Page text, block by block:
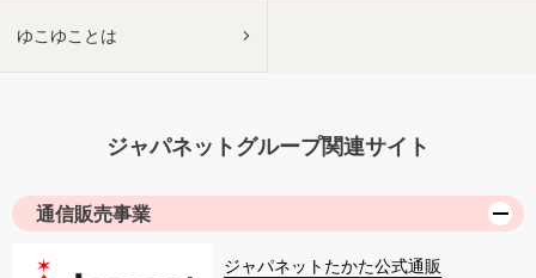
ゆこゆことは
ジャパネットグループ関連サイト
通信販売事業
ジャパネットたかた公式通販